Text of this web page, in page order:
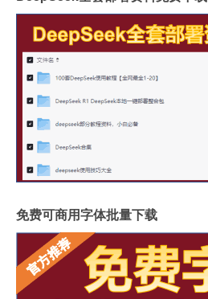
免费可商用字体批量下载